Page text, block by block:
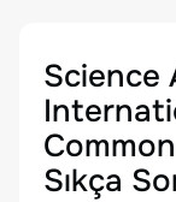
Science
Sıkça